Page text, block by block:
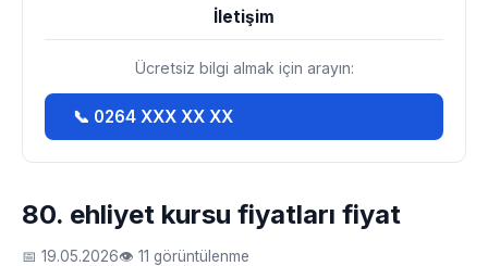
80. ehliyet kursu fiyatları fiyat
📅 19.05.2026👁 11 görüntülenme
İletişim
Ücretsiz bilgi almak için arayın:
📞 0264 XXX XX XX